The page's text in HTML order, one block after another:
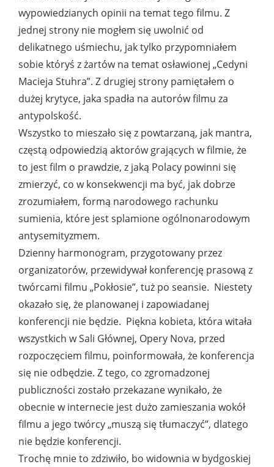
wypowiedzianych opinii na temat tego filmu. Z
jednej strony nie mogłem się uwolnić od
delikatnego uśmiechu, jak tylko przypomniałem
sobie któryś z żartów na temat osławionej „Cedyni
Macieja Stuhra”. Z drugiej strony pamiętałem o
dużej krytyce, jaka spadła na autorów filmu za
antypolskość.
Wszystko to mieszało się z powtarzaną, jak mantra,
częstą odpowiedzią aktorów grających w filmie, że
to jest film o prawdzie, z jaką Polacy powinni się
zmierzyć, co w konsekwencji ma być, jak dobrze
zrozumiałem, formą narodowego rachunku
sumienia, które jest splamione ogólnonarodowym
antysemityzmem.
Dzienny harmonogram, przygotowany przez
organizatorów, przewidywał konferencję prasową z
twórcami filmu „Pokłosie”, tuż po seansie. Niestety
okazało się, że planowanej i zapowiadanej
konferencji nie będzie. Piękna kobieta, która witała
wszystkich w Sali Głównej, Opery Nova, przed
rozpoczęciem filmu, poinformowała, że konferencja
się nie odbędzie. Z tego, co zgromadzonej
publiczności zostało przekazane wynikało, że
obecnie w internecie jest dużo zamieszania wokół
filmu a jego twórcy „muszą się tłumaczyć”, dlatego
nie będzie konferencji.
Trochę mnie to zdziwiło, bo widownia w bydgoskiej